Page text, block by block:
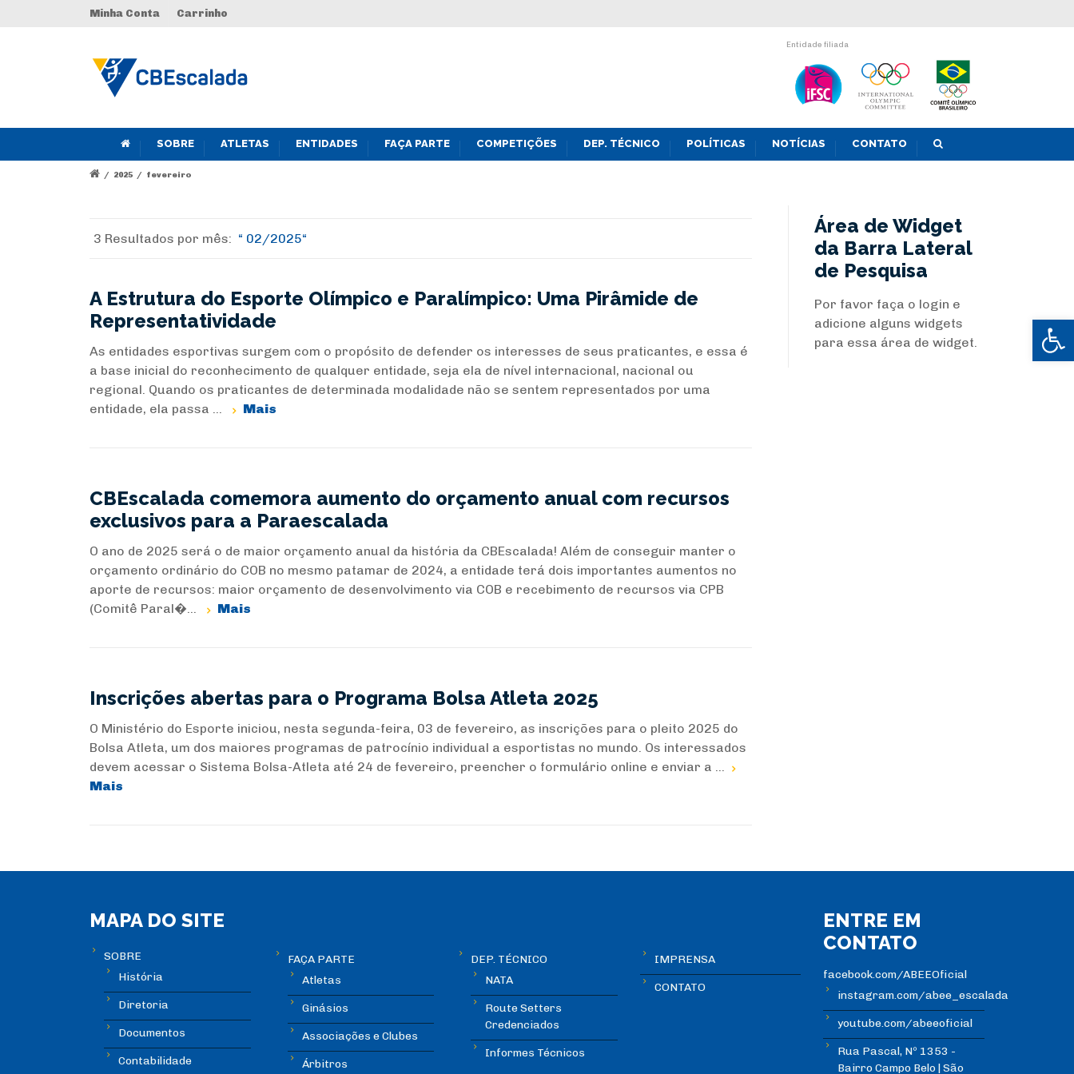
Abrir
Minha Conta Carrinho
Entidade filiada
SOBRE ATLETAS ENTIDADES FAÇA PARTE COMPETIÇÕES DEP. TÉCNICO POLÍTICAS NOTÍCIAS CONTATO
/ 2025 / fevereiro
3 Resultados por mês: 02/2025
A Estrutura do Esporte Olímpico e Paralímpico: Uma Pirâmide de
Representatividade
As entidades esportivas surgem com o propósito de defender os interesses de seus praticantes, e essa é
a base inicial do reconhecimento de qualquer entidade, seja ela de nível internacional, nacional ou
regional. Quando os praticantes de determinada modalidade não se sentem representados por uma
entidade, ela passa ...
Mais
CBEscalada comemora aumento do orçamento anual com recursos
exclusivos para a Paraescalada
O ano de 2025 será o de maior orçamento anual da história da CBEscalada! Além de conseguir manter o
orçamento ordinário do COB no mesmo patamar de 2024, a entidade terá dois importantes aumentos no
aporte de recursos: maior orçamento de desenvolvimento via COB e recebimento de recursos via CPB
(Comitê Paral�...
Mais
Inscrições abertas para o Programa Bolsa Atleta 2025
O Ministério do Esporte iniciou, nesta segunda-feira, 03 de fevereiro, as inscrições para o pleito 2025 do
Bolsa Atleta, um dos maiores programas de patrocínio individual a esportistas no mundo. Os interessados
devem acessar o Sistema Bolsa-Atleta até 24 de fevereiro, preencher o formulário online e enviar a ...
Mais
Área de Widget
da Barra Lateral
de Pesquisa
Por favor faça o login e
adicione alguns widgets
para essa área de widget.
MAPA DO SITE
SOBRE
História
Diretoria
Documentos
Contabilidade
FAÇA PARTE
Atletas
Ginásios
Associações e Clubes
Árbitros
DEP. TÉCNICO
NATA
Route Setters
Credenciados
Informes Técnicos
IMPRENSA
CONTATO
ENTRE EM
CONTATO
facebook.com/ABEEOficial
instagram.com/abee_escalada
youtube.com/abeeoficial
Rua Pascal, Nº 1353 -
Bairro Campo Belo | São